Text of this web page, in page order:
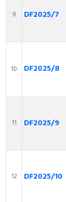
9 DF2025/7
10 DF2025/8
11 DF2025/9
12 DF2025/10